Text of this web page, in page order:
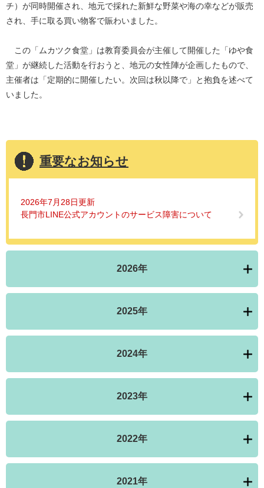
チ）が同時開催され、地元で採れた新鮮な野菜や海の幸などが販売
され、手に取る買い物客で賑わいました。
この「ムカツク食堂」は教育委員会が主催して開催した「ゆや食
堂」が継続した活動を行おうと、地元の女性陣が企画したもので、
主催者は「定期的に開催したい。次回は秋以降で」と抱負を述べて
いました。
重要なお知らせ
2026年7月28日更新
長門市LINE公式アカウントのサービス障害について
2026年
2025年
2024年
2023年
2022年
2021年